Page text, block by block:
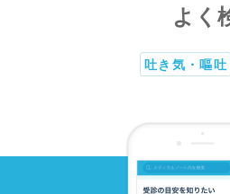
よく
吐き気・嘔吐